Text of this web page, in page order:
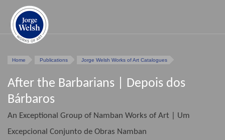
Home Publications Jorge Welsh Works of Art Catalogues
After the Barbarians | Depois dos
Bárbaros
An Exceptional Group of Namban Works of Art | Um
Excepcional Conjunto de Obras Namban